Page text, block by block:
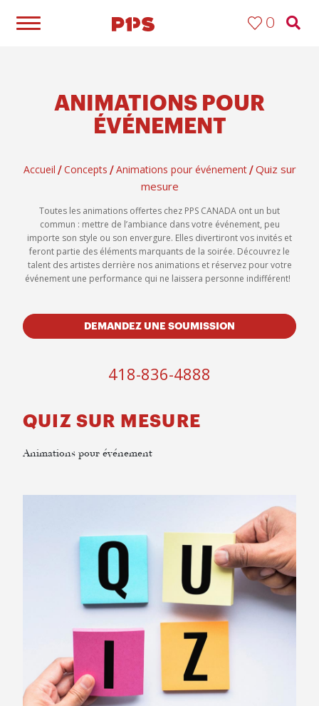
0
ANIMATIONS POUR
ÉVÉNEMENT
Accueil / Concepts / Animations pour événement/ Quiz sur
mesure
Toutes les animations offertes chez PPS CANADA ont un but
commun : mettre de l’ambiance dans votre événement, peu
importe son style ou son envergure. Elles divertiront vos invités et
feront partie des éléments marquants de la soirée. Découvrez le
talent des artistes derrière nos animations et réservez pour votre
événement une performance qui ne laissera personne indifférent!
DEMANDEZ UNE SOUMISSION
418-836-4888
QUIZ SUR MESURE
Animations pour événement